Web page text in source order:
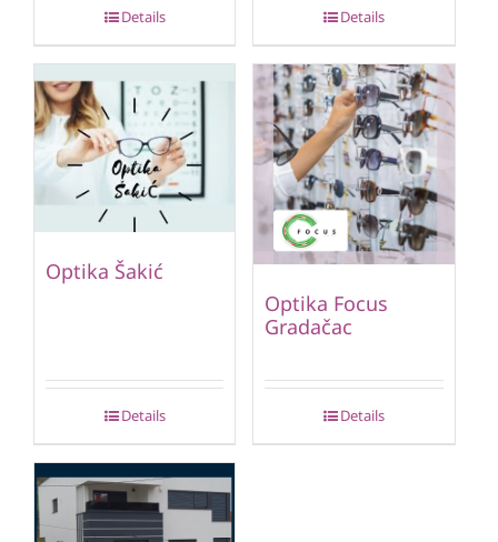
Details Details
Optika Šakić
Details
Optika Focus
Gradačac
Details